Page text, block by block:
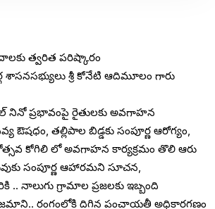
త్వరిత పరిష్కారం
శ్రీ కోనేటి ఆదిమూలం గారు
ప్రభావంపై రైతులకు అవగాహన
ఔషధం, తల్లిపాల బిడ్డకు సంపూర్ణ ఆరోగ్యం,
కోగిలి లో అవగాహన కార్యక్రమం తొలి ఆరు
సంపూర్ణ ఆహారమని సూచన,
.. నాలుగు గ్రామాల ప్రజలకు ఇబ్బంది
రంగంలోకి దిగిన పంచాయతీ అధికారగణం